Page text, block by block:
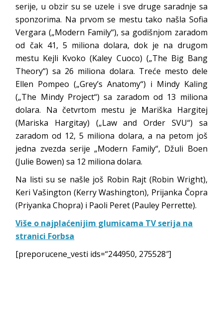
serije, u obzir su se uzele i sve druge saradnje sa
sponzorima. Na prvom se mestu tako našla Sofia
Vergara („Modern Family“), sa godišnjom zaradom
od čak 41, 5 miliona dolara, dok je na drugom
mestu Kejli Kvoko (Kaley Cuoco) („The Big Bang
Theory“) sa 26 miliona dolara. Treće mesto dele
Ellen Pompeo („Grey’s Anatomy“) i Mindy Kaling
(„The Mindy Project“) sa zaradom od 13 miliona
dolara. Na četvrtom mestu je Mariška Hargitej
(Mariska Hargitay) („Law and Order SVU“) sa
zaradom od 12, 5 miliona dolara, a na petom još
jedna zvezda serije „Modern Family“, Džuli Boen
(Julie Bowen) sa 12 miliona dolara.
Na listi su se našle još Robin Rajt (Robin Wright),
Keri Vašington (Kerry Washington), Prijanka Čopra
(Priyanka Chopra) i Paoli Peret (Pauley Perrette).
Više o najplaćenijim glumicama TV serija na
stranici Forbsa
[preporucene_vesti ids=“244950, 275528″]